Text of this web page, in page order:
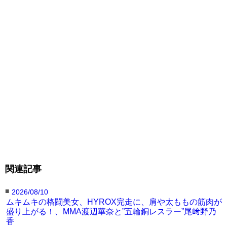
関連記事
■ 2026/08/10
ムキムキの格闘美女、HYROX完走に、肩や太ももの筋肉が
盛り上がる！、MMA渡辺華奈と”五輪銅レスラー”尾﨑野乃
香